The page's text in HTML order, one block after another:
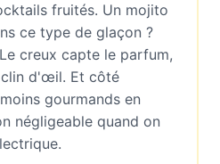
fruités. Un mojito
ce type de glaçon ?
creux capte le parfum,
d'œil. Et côté
gourmands en
négligeable quand on